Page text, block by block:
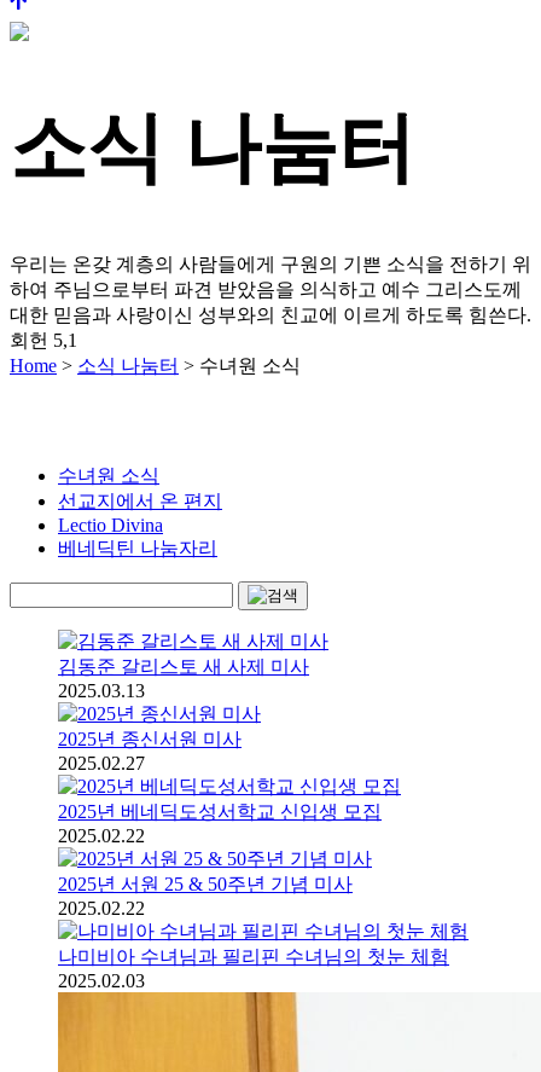
소식 나눔터
우리는 온갖 계층의 사람들에게 구원의 기쁜 소식을 전하기 위
하여 주님으로부터 파견 받았음을 의식하고 예수 그리스도께
대한 믿음과 사랑이신 성부와의 친교에 이르게 하도록 힘쓴다.
회헌 5,1
Home > 소식 나눔터 > 수녀원 소식
수녀원 소식
선교지에서 온 편지
Lectio Divina
베네딕틴 나눔자리
김동준 갈리스토 새 사제 미사
2025.03.13
2025년 종신서원 미사
2025.02.27
2025년 베네딕도성서학교 신입생 모집
2025.02.22
2025년 서원 25 & 50주년 기념 미사
2025.02.22
나미비아 수녀님과 필리핀 수녀님의 첫눈 체험
2025.02.03